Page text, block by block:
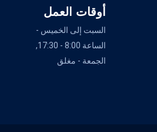
أوقات العمل
السبت إلى الخميس -
الساعة 8:00 - 17:30,
الجمعة - مغلق